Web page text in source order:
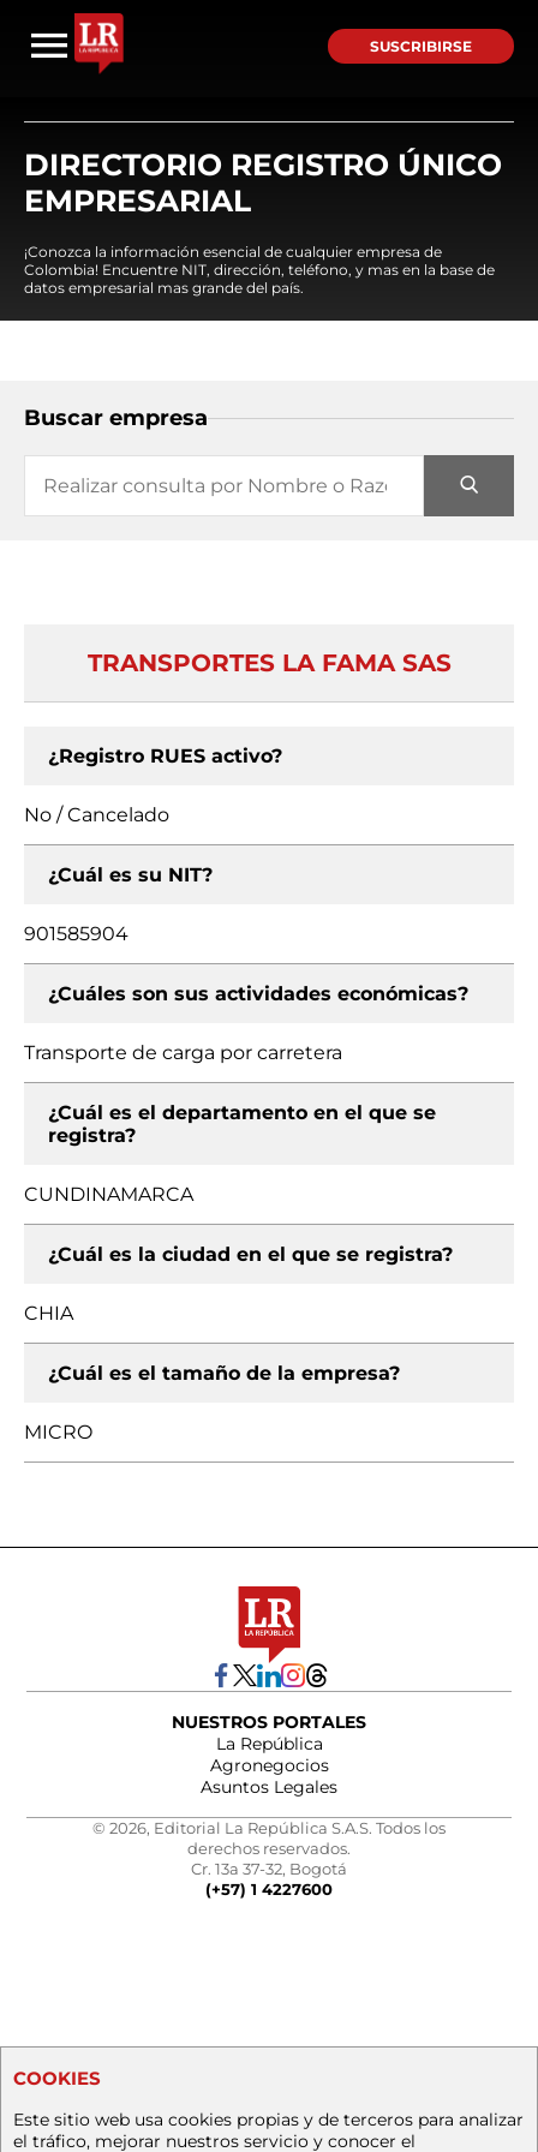
SUSCRIBIRSE
DIRECTORIO REGISTRO ÚNICO
EMPRESARIAL
¡Conozca la información esencial de cualquier empresa de
Colombia! Encuentre NIT, dirección, teléfono, y mas en la base de
datos empresarial mas grande del país.
Buscar empresa
TRANSPORTES LA FAMA SAS
¿Registro RUES activo?
No / Cancelado
¿Cuál es su NIT?
901585904
¿Cuáles son sus actividades económicas?
Transporte de carga por carretera
¿Cuál es el departamento en el que se
registra?
CUNDINAMARCA
¿Cuál es la ciudad en el que se registra?
CHIA
¿Cuál es el tamaño de la empresa?
MICRO
NUESTROS PORTALES
La República
Agronegocios
Asuntos Legales
© 2026, Editorial La República S.A.S. Todos los
derechos reservados.
Cr. 13a 37-32, Bogotá
(+57) 1 4227600
COOKIES
Este sitio web usa cookies propias y de terceros para analizar
el tráfico, mejorar nuestros servicio y conocer el